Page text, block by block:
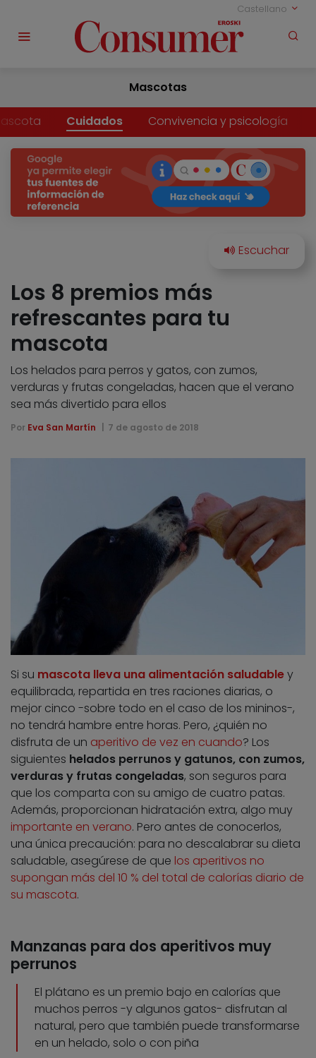
Castellano
Mascotas
Cuidados Convivencia y psicología
Los 8 premios más
refrescantes para tu
mascota
Los helados para perros y gatos, con zumos,
verduras y frutas congeladas, hacen que el verano
sea más divertido para ellos
Por Eva San Martín 7 de agosto de 2018
Si su mascota lleva una alimentación saludabley
equilibrada, repartida en tres raciones diarias, o
mejor cinco -sobre todo en el caso de los mininos-,
no tendrá hambre entre horas. Pero, ¿quién no
disfruta de un aperitivo de vez en cuando? Los
siguientes helados perrunos y gatunos, con zumos,
verduras y frutas congeladas, son seguros para
que los comparta con su amigo de cuatro patas.
Además, proporcionan hidratación extra, algo muy
importante en verano. Pero antes de conocerlos,
una única precaución: para no descalabrar su dieta
saludable, asegúrese de que los aperitivos no
supongan más del 10 % del total de calorías diario de
su mascota.
Manzanas para dos aperitivos muy
perrunos
El plátano es un premio bajo en calorías que
muchos perros -y algunos gatos- disfrutan al
natural, pero que también puede transformarse
en un helado, solo o con piña